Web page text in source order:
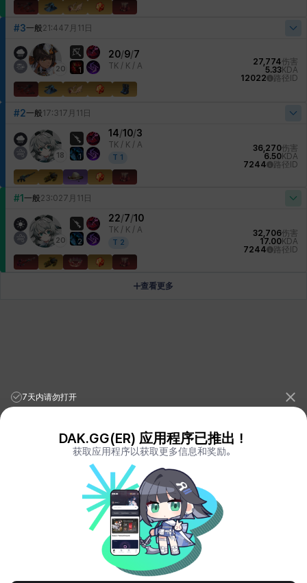
#3一般21:447月11日
20 1
20/9/7
TK / K / A 27,774伤害
5.33KDA
12022
路径ID
#2一般17:31 7月11日
18 1
14/10/3
TK / K / A
T 1
36,270伤害
6.50KDA
7244
路径ID
#1 一般23:027月11日
20 2
22/7/10
TK / K / A
T 2
32,706伤害
17.00KDA
7244
路径ID
查看更多
League of Legends StatsPORO.GG
Teamfight Tactics Stats
LOLCHESS.GG
VALORANT.DAK.GG
PUBG.DAK.GG
Eternal Return StatsER.DAK.GG
Genshin Impact Stats
GENSHIN.DAK.GG
DEADLOCK.DAK.GG
7天内请勿打开
DAK.GG(ER) 应用程序已推出！
获取应用程序以获取更多信息和奖励。